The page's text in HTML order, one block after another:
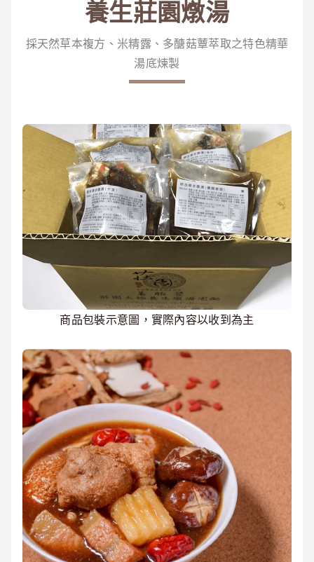
養生莊園燉湯
採天然草本複方、米精露、多醣菇蕈萃取之特色精華
湯底煉製
商品包裝示意圖，實際內容以收到為主